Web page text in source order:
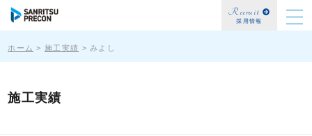
Recruit
採用情報
ホーム >施工実績 >みよし
施工実績